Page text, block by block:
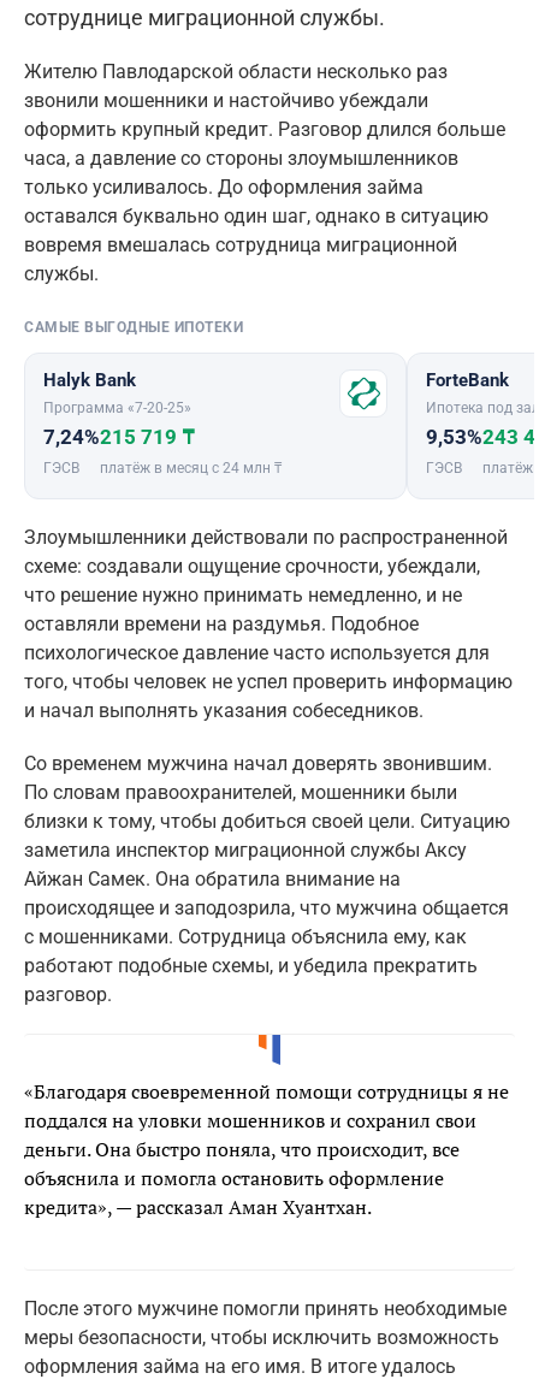
сотруднице миграционной службы.
Жителю Павлодарской области несколько раз
звонили мошенники и настойчиво убеждали
оформить крупный кредит. Разговор длился больше
часа, а давление со стороны злоумышленников
только усиливалось. До оформления займа
оставался буквально один шаг, однако в ситуацию
вовремя вмешалась сотрудница миграционной
службы.
САМЫЕ ВЫГОДНЫЕ ИПОТЕКИ
Halyk Bank
Программа «7-20-25»
7,24%
ГЭСВ
215 719 ₸
платёж в месяц с 24 млн ₸
ForteBank
Ипотека под
9,53%
ГЭСВ
243
платёж
Злоумышленники действовали по распространенной
схеме: создавали ощущение срочности, убеждали,
что решение нужно принимать немедленно, и не
оставляли времени на раздумья. Подобное
психологическое давление часто используется для
того, чтобы человек не успел проверить информацию
и начал выполнять указания собеседников.
Со временем мужчина начал доверять звонившим.
По словам правоохранителей, мошенники были
близки к тому, чтобы добиться своей цели. Ситуацию
заметила инспектор миграционной службы Аксу
Айжан Самек. Она обратила внимание на
происходящее и заподозрила, что мужчина общается
с мошенниками. Сотрудница объяснила ему, как
работают подобные схемы, и убедила прекратить
разговор.
«Благодаря своевременной помощи сотрудницы я не
поддался на уловки мошенников и сохранил свои
деньги. Она быстро поняла, что происходит, все
объяснила и помогла остановить оформление
кредита», — рассказал Аман Хуантхан.
После этого мужчине помогли принять необходимые
меры безопасности, чтобы исключить возможность
оформления займа на его имя. В итоге удалось